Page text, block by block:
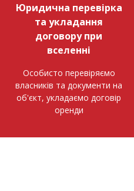
Юридична перевірка
та укладання
договору при
вселенні
Особисто перевіряємо
власників та документи на
об'єкт, укладаємо договір
оренди